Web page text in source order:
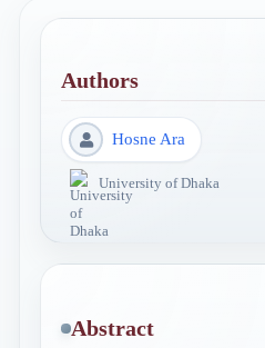
Authors
Hosne Ara
University of Dhaka
Abstract